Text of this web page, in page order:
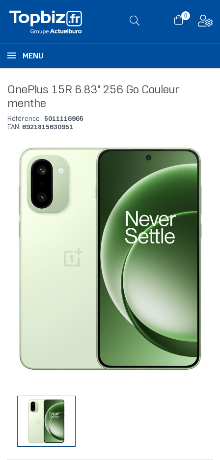
0
MENU
OnePlus 15R 6.83" 256 Go Couleur
menthe
Référence : 5011116965
EAN: 6921815630951